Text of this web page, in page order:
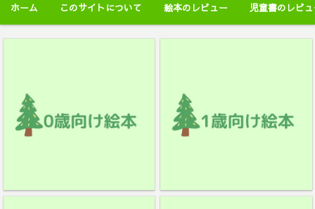
ホーム このサイトについて 絵本のレビュー 児童書のレビ